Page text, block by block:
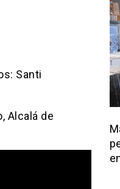
Santi
Alcalá de